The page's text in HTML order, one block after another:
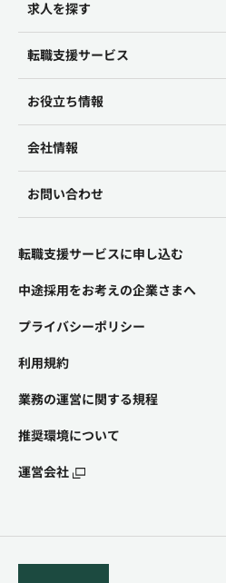
求人を探す
転職支援サービス
お役立ち情報
会社情報
お問い合わせ
転職支援サービスに申し込む
中途採用をお考えの企業さまへ
プライバシーポリシー
利用規約
業務の運営に関する規程
推奨環境について
運営会社